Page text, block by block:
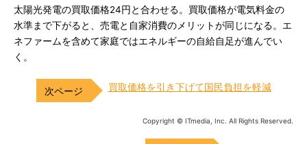
太陽光発電の買取価格24円と合わせる。買取価格が電気料金の
水準まで下がると、売電と自家消費のメリットが同じになる。エ
ネファームを含めて家庭ではエネルギーの自給自足が進んでい
く。
買取価格を引き下げて国民負担を軽減
Copyright © ITmedia, Inc. All Rights Reserved.